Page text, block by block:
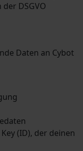
DSGVO
Daten an Cybot
(ID), der deinen